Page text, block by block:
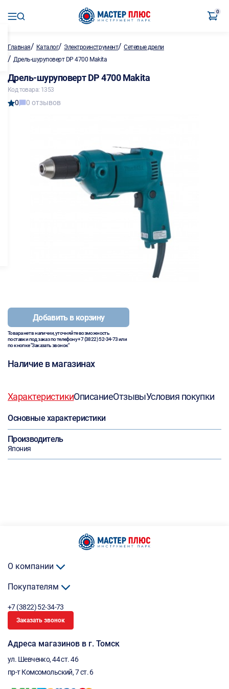
0
Главная/ Каталог/ Электроинструмент/Сетевые дрели
/ Дрель-шуруповерт DP 4700 Makita
Дрель-шуруповерт DP 4700 Makita
Код товара: 1353
0 0 отзывов
Добавить в корзину
Товара нет в наличии, уточняйте возможность
поставки под заказ по телефону+7 (3822) 52-34-73или
по кнопке "Заказать звонок"
Наличие в магазинах
ХарактеристикиОписаниеОтзывыУсловия покупки
Основные характеристики
Производитель
Япония
О компании
Покупателям
+7 (3822) 52-34-73
Заказать звонок
Адреса магазинов в г. Томск
ул. Шевченко, 44 ст. 46
пр-т Комсомольский, 7 ст. 6